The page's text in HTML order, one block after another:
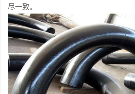
尽一致。